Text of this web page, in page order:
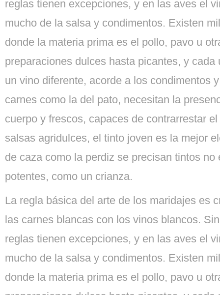
reglas tienen excepciones, y en las aves el
mucho de la salsa y condimentos. Existen
donde la materia prima es el pollo, pavo u
preparaciones dulces hasta picantes, y cada
un vino diferente, acorde a los condimentos
carnes como la del pato, necesitan la
cuerpo y frescos, capaces de contrarrestar
salsas agridulces, el tinto joven es la mejor
de caza como la perdiz se precisan tintos no
potentes, como un crianza.
La regla básica del arte de los maridajes es
las carnes blancas con los vinos blancos.
reglas tienen excepciones, y en las aves el
mucho de la salsa y condimentos. Existen
donde la materia prima es el pollo, pavo u